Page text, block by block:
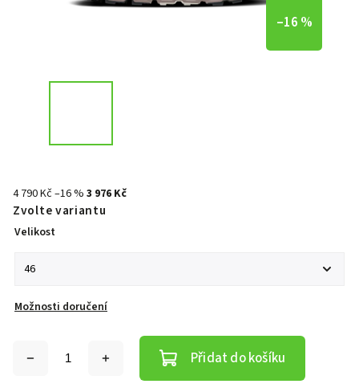
–16 %
4 790 Kč–16 % 3 976 Kč
Zvolte variantu
Velikost
Možnosti doručení
Přidat do košíku